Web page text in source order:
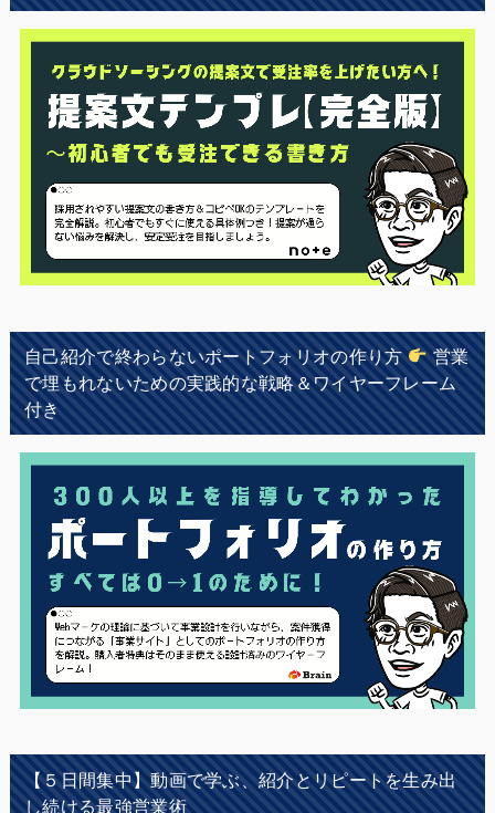
自己紹介で終わらないポートフォリオの作り方
営業
で埋もれないための実践的な戦略＆ワイヤーフレーム
付き
【５日間集中】動画で学ぶ、紹介とリピートを生み出
し続ける最強営業術